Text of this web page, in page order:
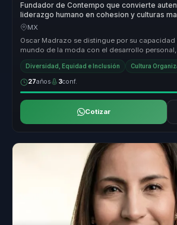
Fundador de Contempo que convierte
liderazgo humano en cohesion y culturas
empresas y equipos.
MX
Oscar Madrazo se distingue por su capacidad
mundo de la moda con el desarrollo
propuesta de val...
Diversidad, Equidad e Inclusión Cultura
27años 3conf.
Cotizar